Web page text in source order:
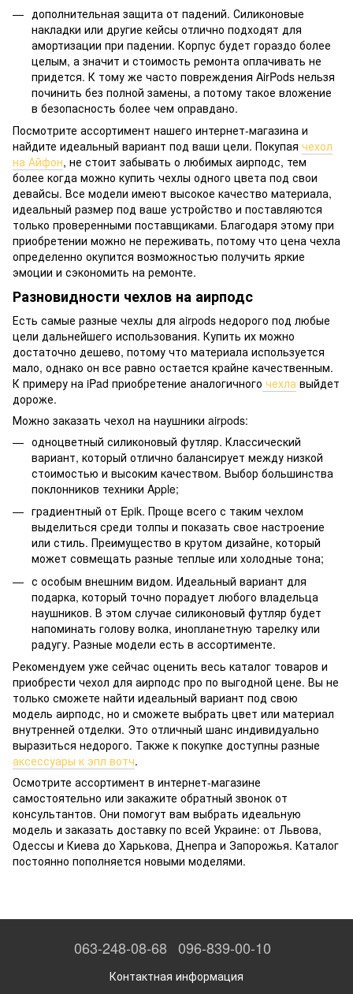
дополнительная защита от падений. Силиконовые
накладки или другие кейсы отлично подходят для
амортизации при падении. Корпус будет гораздо более
целым, а значит и стоимость ремонта оплачивать не
придется. К тому же часто повреждения AirPods нельзя
починить без полной замены, а потому такое вложение
в безопасность более чем оправдано.
Посмотрите ассортимент нашего интернет-магазина и
найдите идеальный вариант под ваши цели. Покупая чехол
на Айфон, не стоит забывать о любимых аирподс, тем
более когда можно купить чехлы одного цвета под свои
девайсы. Все модели имеют высокое качество материала,
идеальный размер под ваше устройство и поставляются
только проверенными поставщиками. Благодаря этому при
приобретении можно не переживать, потому что цена чехла
определенно окупится возможностью получить яркие
эмоции и сэкономить на ремонте.
Разновидности чехлов на аирподс
Есть самые разные чехлы для airpods недорого под любые
цели дальнейшего использования. Купить их можно
достаточно дешево, потому что материала используется
мало, однако он все равно остается крайне качественным.
К примеру на iPad приобретение аналогичного чехла выйдет
дороже.
Можно заказать чехол на наушники airpods:
одноцветный силиконовый футляр. Классический
вариант, который отлично балансирует между низкой
стоимостью и высоким качеством. Выбор большинства
поклонников техники Apple;
градиентный от Epik. Проще всего с таким чехлом
выделиться среди толпы и показать свое настроение
или стиль. Преимущество в крутом дизайне, который
может совмещать разные теплые или холодные тона;
с особым внешним видом. Идеальный вариант для
подарка, который точно порадует любого владельца
наушников. В этом случае силиконовый футляр будет
напоминать голову волка, инопланетную тарелку или
радугу. Разные модели есть в ассортименте.
Рекомендуем уже сейчас оценить весь каталог товаров и
приобрести чехол для аирподс про по выгодной цене. Вы не
только сможете найти идеальный вариант под свою
модель аирподс, но и сможете выбрать цвет или материал
внутренней отделки. Это отличный шанс индивидуально
выразиться недорого. Также к покупке доступны разные
аксессуары к эпл вотч.
Осмотрите ассортимент в интернет-магазине
самостоятельно или закажите обратный звонок от
консультантов. Они помогут вам выбрать идеальную
модель и заказать доставку по всей Украине: от Львова,
Одессы и Киева до Харькова, Днепра и Запорожья. Каталог
постоянно пополняется новыми моделями.
063-248-08-68 096-839-00-10
Контактная информация